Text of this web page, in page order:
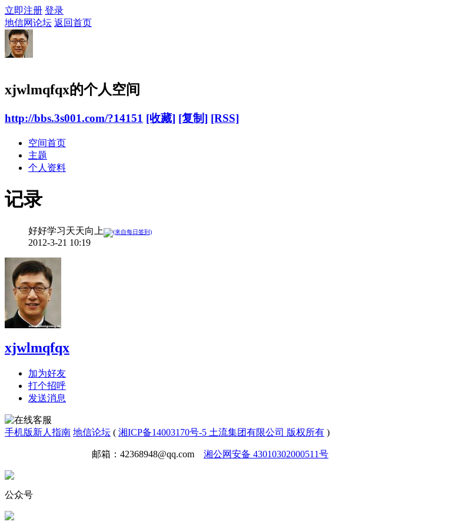
立即注册 登录
地信网论坛 返回首页
xjwlmqfqx的个人空间
http://bbs.3s001.com/?14151 [收藏] [复制] [RSS]
空间首页
主题
个人资料
记录
好好学习天天向上
2012-3-21 10:19
xjwlmqfqx
加为好友
打个招呼
发送消息
手机版新人指南 地信论坛 ( 湘ICP备14003170号-5 土流集团有限公司 版权所有 )
邮箱：42368948@qq.com 湘公网安备 43010302000511号
公众号